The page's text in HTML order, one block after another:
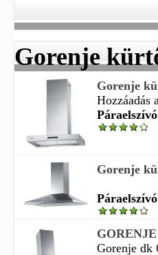
Gorenje
Gorenje
Hozzáadás
Páraelszívó
Gorenje
Páraelszívó
Gorenje dk